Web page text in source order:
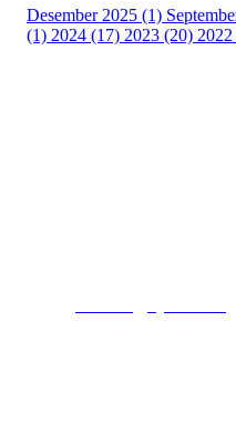
Desember 2025 (1)
(1) 2024 (17) 2023 (20)